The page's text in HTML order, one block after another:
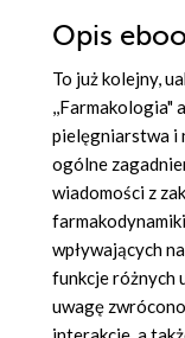
Opis
To już kolejny,
,,Farmakologia"
pielęgniarstwa i
ogólne
wiadomości z
wpływających
funkcje różnych
uwagę